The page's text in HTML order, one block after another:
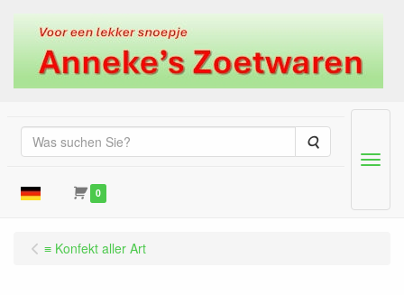
Suche
0
Menu
≡ Konfekt aller Art